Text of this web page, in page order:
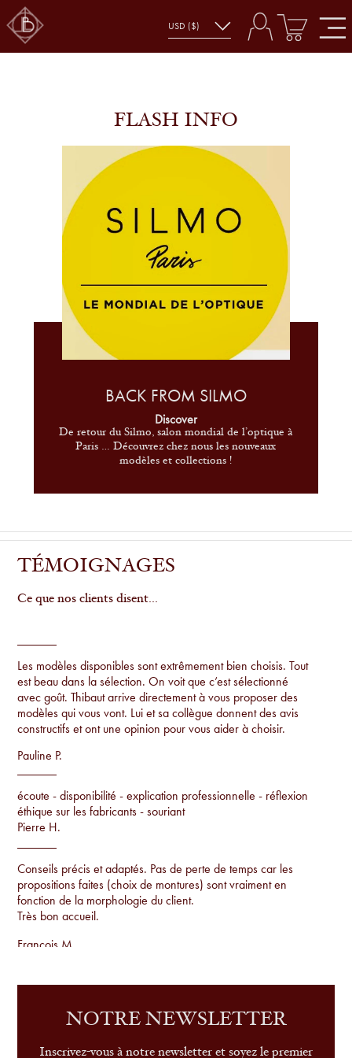
FLASH INFO
BACK FROM SILMO
Discover
De retour du Silmo, salon mondial de l’optique à
Paris … Découvrez chez nous les nouveaux
modèles et collections !
TÉMOIGNAGES
Ce que nos clients disent...
Les modèles disponibles sont extrêmement bien choisis. Tout
est beau dans la sélection. On voit que c’est sélectionné
avec goût. Thibaut arrive directement à vous proposer des
modèles qui vous vont. Lui et sa collègue donnent des avis
constructifs et ont une opinion pour vous aider à choisir.
Pauline P.
écoute - disponibilité - explication professionnelle - réflexion
éthique sur les fabricants - souriant
Pierre H.
Conseils précis et adaptés. Pas de perte de temps car les
propositions faites (choix de montures) sont vraiment en
fonction de la morphologie du client.
Très bon accueil.
Francois M.
Conseils par rapport à la morphologie, proposition de
examen de la vue sur place.
Sandrine G.
NOTRE NEWSLETTER
Inscrivez-vous à notre newsletter et soyez le premier